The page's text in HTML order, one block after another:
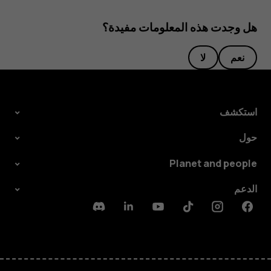
هل وجدت هذه المعلومات مفيدة؟
نعم لا
استكشف
حول
Planet and people
الدعم
Facebook
Instagram
Tiktok
Youtube
Linkedin
Discord